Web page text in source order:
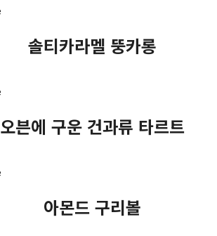
솔티카라멜 뚱카롱
오븐에 구운 건과류 타르트
아몬드 구리볼